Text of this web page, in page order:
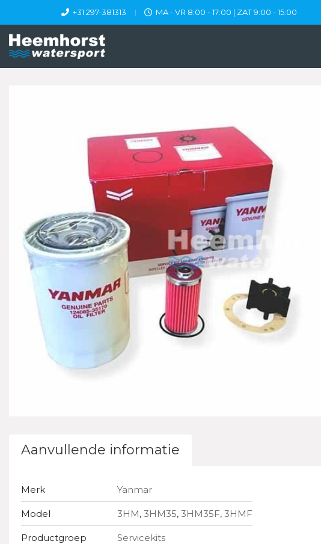
+31 297-381313 MA - VR 8:00 - 17:00 | ZAT 9:00 - 15:00
Aanvullende informatie
Merk Yanmar
Model 3HM, 3HM35, 3HM35F, 3HMF
Productgroep Servicekits